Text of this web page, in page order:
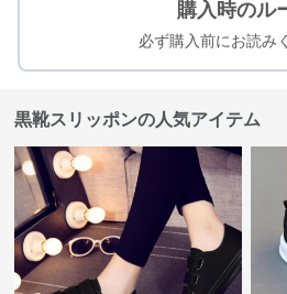
購入時のル
必ず購入前にお読み
黒靴スリッポンの人気アイテム